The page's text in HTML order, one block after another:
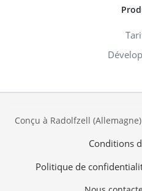
Conçu à Radolfzell
Conditions
Politique de